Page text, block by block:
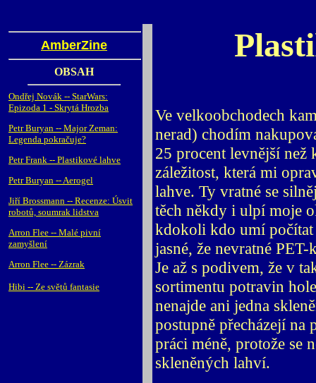
AmberZine
OBSAH
Ondřej Novák -- StarWars:
Epizoda 1 - Skrytá Hrozba
Petr Buryan -- Major Zeman:
Legenda pokračuje?
Petr Frank -- Plastikové lahve
Petr Buryan -- Aerogel
Jiří Brossmann -- Recenze: Úsvit
robotů, soumrak lidstva
Arron Flee -- Malé pivní
zamyšlení
Arron Flee -- Zázrak
Hibi -- Ze světů fantasie
Ve velkoobchodech
nerad) chodím
25 procent levnější než
záležitost, která mi
lahve. Ty vratné se
těch někdy i ulpí moje
kdokoli kdo umí
jasné, že nevratné
Je až s podivem, že v
sortimentu potravin
nenajde ani jedna
postupně přecházejí na
práci méně, protože se
skleněných lahví.